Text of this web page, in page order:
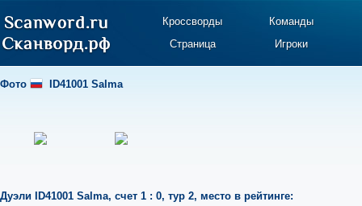
Кроссворды
Команды
Страница
Игроки
Фото ID41001 Salma
Дуэли ID41001 Salma, счет 1 : 0, тур 2, место в рейтинге: